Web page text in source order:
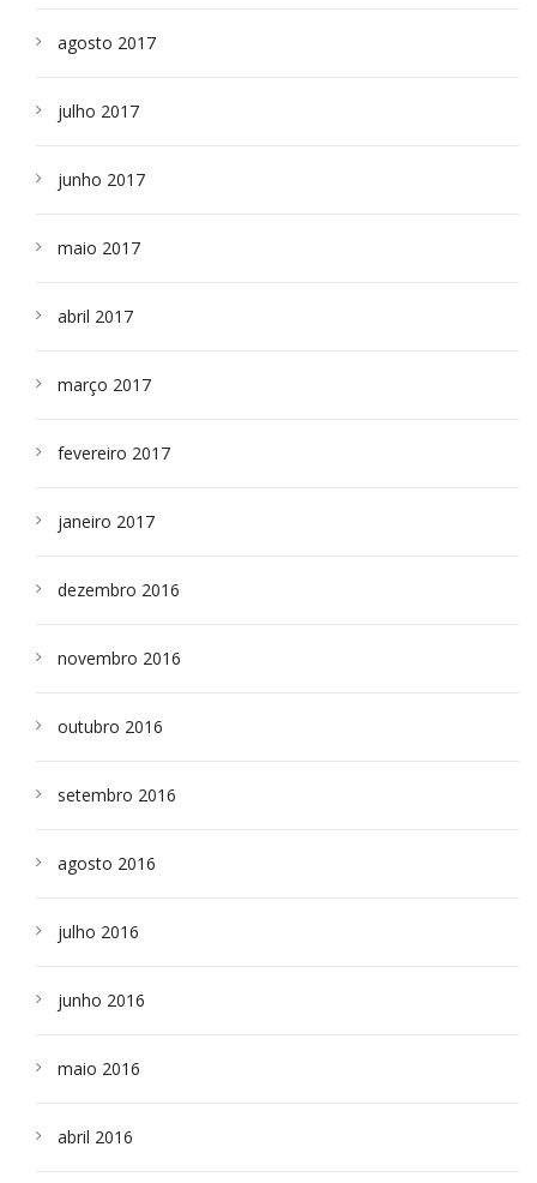
agosto 2017
julho 2017
junho 2017
maio 2017
abril 2017
março 2017
fevereiro 2017
janeiro 2017
dezembro 2016
novembro 2016
outubro 2016
setembro 2016
agosto 2016
julho 2016
junho 2016
maio 2016
abril 2016